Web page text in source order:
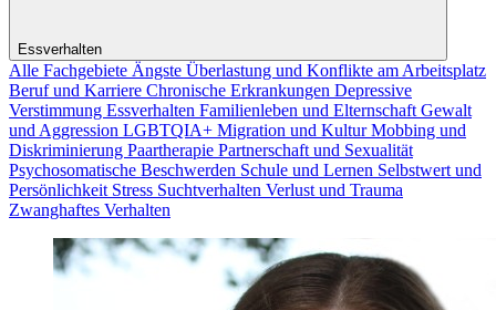
Essverhalten
Alle Fachgebiete Ängste Überlastung und Konflikte am Arbeitsplatz
Beruf und Karriere Chronische Erkrankungen Depressive
Verstimmung Essverhalten Familienleben und Elternschaft Gewalt
und Aggression LGBTQIA+ Migration und KulturMobbing und
Diskriminierung Paartherapie Partnerschaft und Sexualität
Psychosomatische Beschwerden Schule und Lernen Selbstwert und
Persönlichkeit Stress Suchtverhalten Verlust und Trauma
Zwanghaftes Verhalten